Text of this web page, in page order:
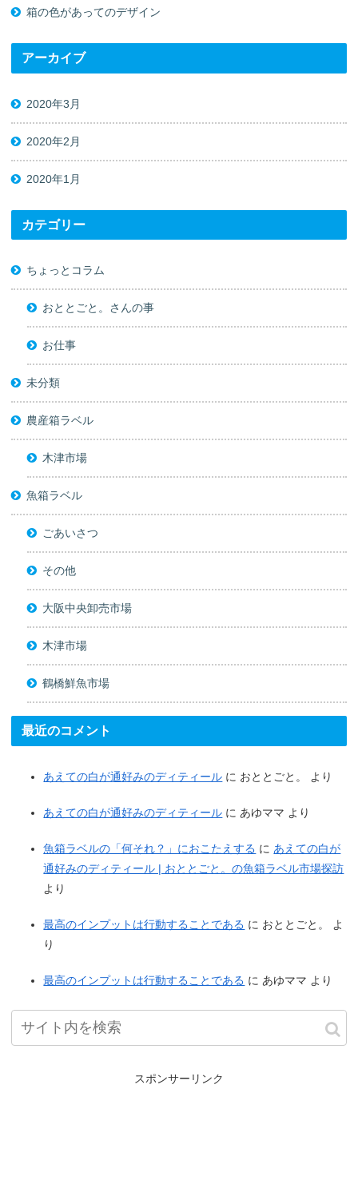
箱の色があってのデザイン
アーカイブ
2020年3月
2020年2月
2020年1月
カテゴリー
ちょっとコラム
おととごと。さんの事
お仕事
未分類
農産箱ラベル
木津市場
魚箱ラベル
ごあいさつ
その他
大阪中央卸売市場
木津市場
鶴橋鮮魚市場
最近のコメント
あえての白が通好みのディティール に おととごと。 より
あえての白が通好みのディティール に あゆママ より
魚箱ラベルの「何それ？」におこたえする に あえての白が
通好みのディティール | おととごと。の魚箱ラベル市場探訪
より
最高のインプットは行動することである に おととごと。
よ
り
最高のインプットは行動することである に あゆママ より
スポンサーリンク